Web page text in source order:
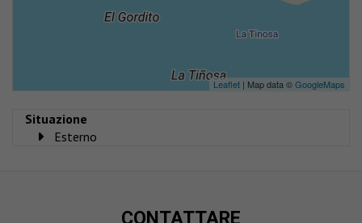
Leaflet | Map data ©GoogleMaps
Situazione
Esterno
CONTATTARE